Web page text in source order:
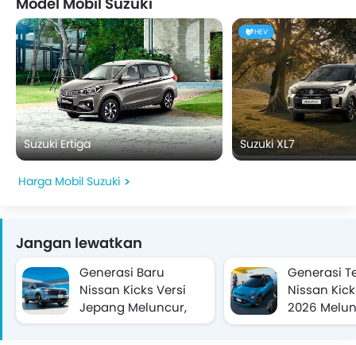
Suzuki Ertiga
HEV
Suzuki XL7
Harga Mobil Suzuki
Jangan lewatkan
Generasi Baru
Nissan Kicks Versi
Jepang Meluncur,
Pakai Teknologi e-
Generasi
Nissan
2026
Terendah